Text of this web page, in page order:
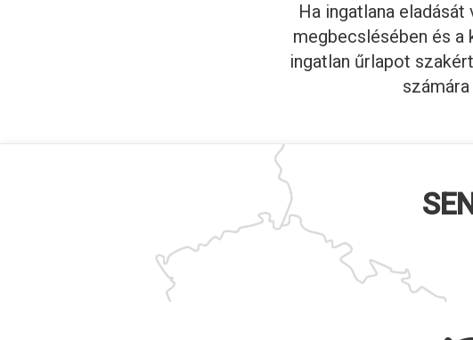
Ha ingatlana
megbecslésében és a
ingatlan űrlapot